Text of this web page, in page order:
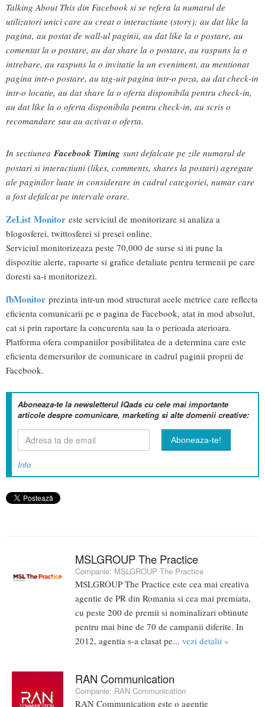
Talking About This din Facebook si se refera la numarul de
utilizatori unici care au creat o interactiune (story): au dat like la
pagina, au postat de wall-ul paginii, au dat like la o postare, au
comentat la o postare, au dat share la o postare, au raspuns la o
intrebare, au raspuns la o invitatie la un eveniment, au mentionat
pagina intr-o postare, au tag-uit pagina intr-o poza, au dat check-in
intr-o locatie, au dat share la o oferta disponibila pentru check-in,
au dat like la o oferta disponibila pentru check-in, au scris o
recomandare sau au activat o oferta.
In sectiunea Facebook Timing sunt defalcate pe zile numarul de
postari si interactiuni (likes, comments, shares la postari) agregate
ale paginilor luate in considerare in cadrul categoriei, numar care
a fost defalcat pe intervale orare.
ZeList Monitor este serviciul de monitorizare si analiza a
blogosferei, twittosferei si presei online.
Serviciul monitorizeaza peste 70,000 de surse si iti pune la
dispozitie alerte, rapoarte si grafice detaliate pentru termenii pe care
doresti sa-i monitorizezi.
fbMonitor prezinta intr-un mod structurat acele metrice care reflecta
eficienta comunicarii pe o pagina de Facebook, atat in mod absolut,
cat si prin raportare la concurenta sau la o perioada aterioara.
Platforma ofera companiilor posibilitatea de a determina care este
eficienta demersurilor de comunicare in cadrul paginii proprii de
Facebook.
Aboneaza-te la newsletterul IQads cu cele mai importante
articole despre comunicare, marketing si alte domenii creative:
Info
MSLGROUP The Practice
Companie: MSLGROUP The Practice
MSLGROUP The Practice este cea mai creativa
agentie de PR din Romania si cea mai premiata,
cu peste 200 de premii si nominalizari obtinute
pentru mai bine de 70 de campanii diferite. In
2012, agentia s-a clasat pe... vezi detalii »
RAN Communication
Companie: RAN Communication
RAN Communication este o agentie